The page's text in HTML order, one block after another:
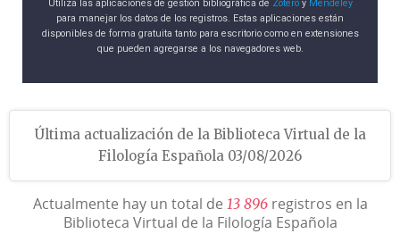
Utiliza las aplicaciones de gestión bibliográfica de Zoteroy Mendeley
para manejar los datos de los registros. Estas aplicaciones están
disponibles de forma gratuita tanto para escritorio como en extensiones
que pueden agregarse a los navegadores web.
Última actualización de la Biblioteca Virtual de la
Filología Española 03/08/2026
Actualmente hay un total de 13 896registros en la
Biblioteca Virtual de la Filología Española